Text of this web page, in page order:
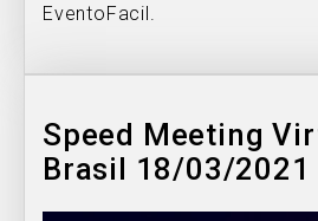
EventoFacil.
Speed Meeting
Brasil 18/03/2021